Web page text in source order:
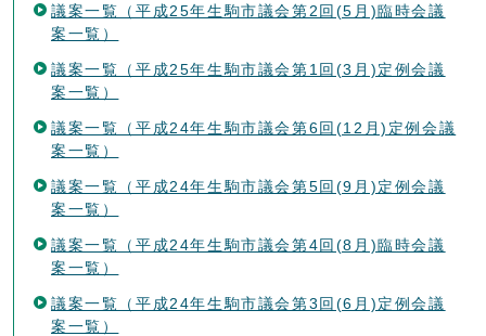
議案一覧（平成25年生駒市議会第2回(5月)臨時会議
案一覧）
議案一覧（平成25年生駒市議会第1回(3月)定例会議
案一覧）
議案一覧（平成24年生駒市議会第6回(12月)定例会議
案一覧）
議案一覧（平成24年生駒市議会第5回(9月)定例会議
案一覧）
議案一覧（平成24年生駒市議会第4回(8月)臨時会議
案一覧）
議案一覧（平成24年生駒市議会第3回(6月)定例会議
案一覧）